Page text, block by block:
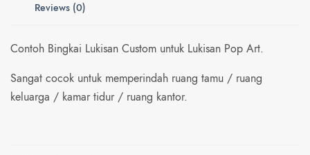
Reviews (0)
Contoh Bingkai Lukisan Custom untuk Lukisan Pop Art.
Sangat cocok untuk memperindah ruang tamu / ruang
keluarga / kamar tidur / ruang kantor.